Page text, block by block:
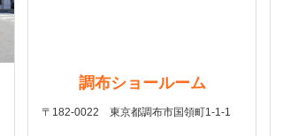
調布ショールーム
〒182-0022 東京都調布市国領町1-1-1